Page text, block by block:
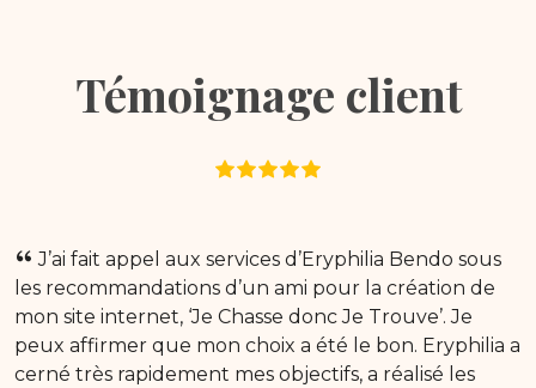
Témoignage client
J’ai fait appel aux services d’Eryphilia Bendo sous
les recommandations d’un ami pour la création de
mon site internet, ‘Je Chasse donc Je Trouve’. Je
peux affirmer que mon choix a été le bon. Eryphilia a
cerné très rapidement mes objectifs, a réalisé les